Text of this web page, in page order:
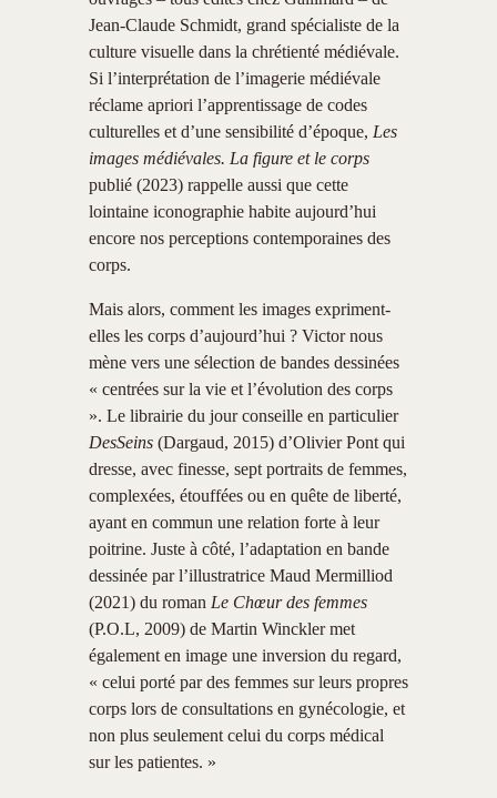
Jean-Claude Schmidt, grand spécialiste de la
culture visuelle dans la chrétienté médiévale.
Si l’interprétation de l’imagerie médiévale
réclame apriori l’apprentissage de codes
culturelles et d’une sensibilité d’époque, Les
images médiévales. La figure et le corps
publié (2023) rappelle aussi que cette
lointaine iconographie habite aujourd’hui
encore nos perceptions contemporaines des
corps.
Mais alors, comment les images expriment-
elles les corps d’aujourd’hui ? Victor nous
mène vers une sélection de bandes dessinées
« centrées sur la vie et l’évolution des corps
». Le librairie du jour conseille en particulier
DesSeins (Dargaud, 2015) d’Olivier Pont qui
dresse, avec finesse, sept portraits de femmes,
complexées, étouffées ou en quête de liberté,
ayant en commun une relation forte à leur
poitrine. Juste à côté, l’adaptation en bande
dessinée par l’illustratrice Maud Mermilliod
(2021) du roman Le Chœur des femmes
(P.O.L, 2009) de Martin Winckler met
également en image une inversion du regard,
« celui porté par des femmes sur leurs propres
corps lors de consultations en gynécologie, et
non plus seulement celui du corps médical
sur les patientes. »